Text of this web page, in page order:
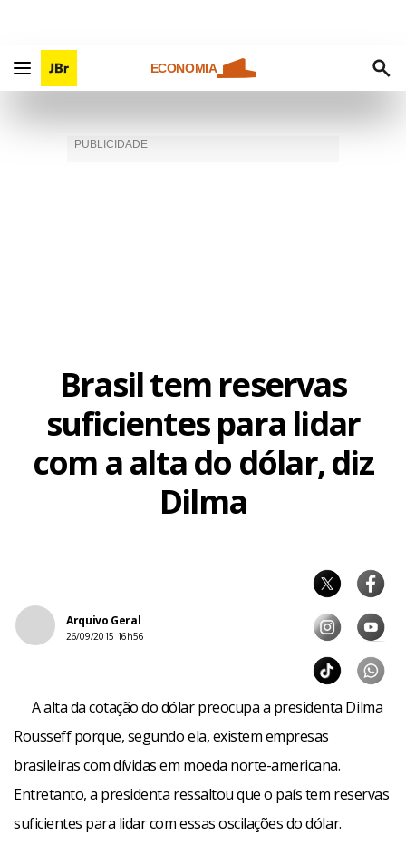
ECONOMIA
Brasil tem reservas
suficientes para lidar
com a alta do dólar, diz
Dilma
Arquivo Geral
26/09/2015 16h56
A alta da cotação do dólar preocupa a presidenta Dilma
Rousseff porque, segundo ela, existem empresas
brasileiras com dívidas em moeda norte-americana.
Entretanto, a presidenta ressaltou que o país tem reservas
suficientes para lidar com essas oscilações do dólar.